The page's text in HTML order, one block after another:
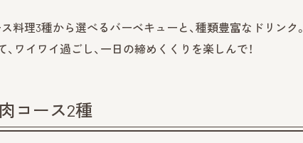
料理3種から選べるバーベキューと、種類豊富なドリン
、ワイワイ過ごし、一日の締めくくりを楽しんで！
コース2種